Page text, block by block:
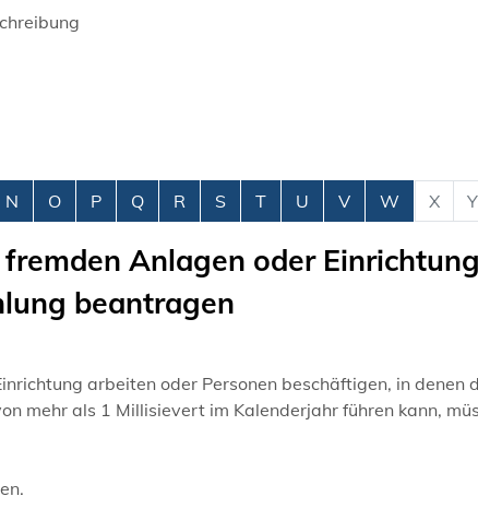
N O P Q R S T U V W X Y
Anlagen oder
beantragen
arbeiten oder Personen beschäftigen, in denen
mehr als 1 Millisievert im Kalenderjahr führen kann,